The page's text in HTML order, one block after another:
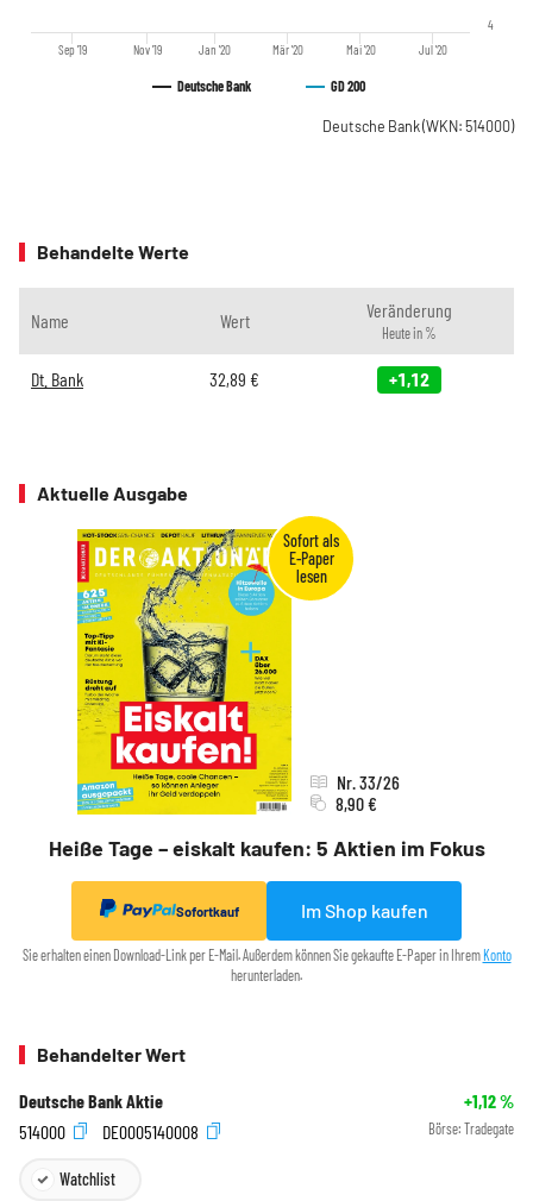
Deutsche Bank GD 200
Sep '19 Nov '19 Jan '20 Mär '20 Mai '20 Jul '20
4
Deutsche Bank(WKN: 514000)
Behandelte Werte
Name Wert Veränderung
Heute in %
Dt. Bank 32,89 € +1,12
Aktuelle Ausgabe
Heiße Tage – eiskalt kaufen: 5 Aktien im Fokus
Nr. 33/26
8,90 €
Sofortkauf Im Shop kaufen
Sie erhalten einen Download-Link per E-Mail. Außerdem können Sie gekaufte E-Paper in Ihrem Konto
herunterladen.
Behandelter Wert
Deutsche Bank Aktie +1,12%
514000
DE0005140008 Börse: Tradegate
Watchlist